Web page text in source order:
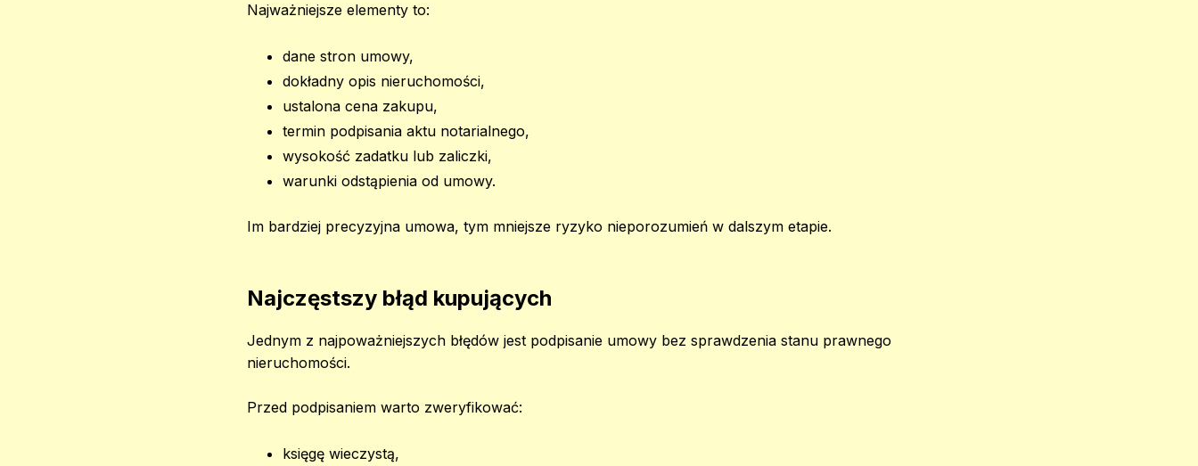
Najważniejsze elementy to:
dane stron umowy,
dokładny opis nieruchomości,
ustalona cena zakupu,
termin podpisania aktu notarialnego,
wysokość zadatku lub zaliczki,
warunki odstąpienia od umowy.
Im bardziej precyzyjna umowa, tym mniejsze ryzyko nieporozumień w dalszym etapie.
Najczęstszy błąd kupujących
Jednym z najpoważniejszych błędów jest podpisanie umowy bez sprawdzenia stanu prawnego
nieruchomości.
Przed podpisaniem warto zweryfikować:
księgę wieczystą,